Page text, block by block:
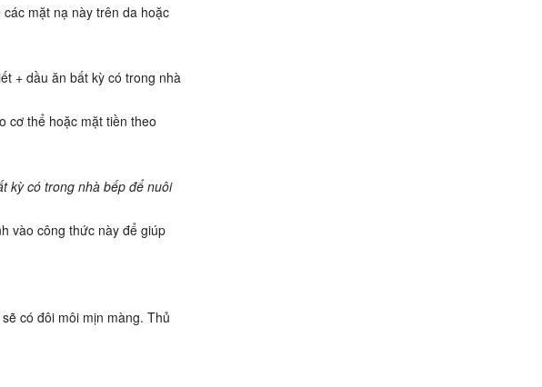
mặt nạ này trên da hoặc
+ dầu ăn bất kỳ có trong nhà
cơ thể hoặc mặt tiền theo
kỳ có trong nhà bếp để nuôi
vào công thức này để giúp
có đôi môi mịn màng. Thủ